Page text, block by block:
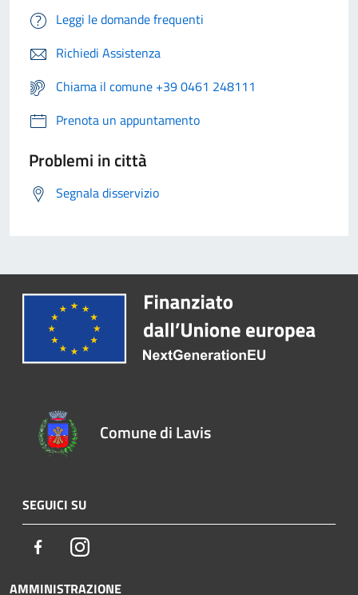
Leggi le domande frequenti
Richiedi Assistenza
Chiama il comune +39 0461 248111
Prenota un appuntamento
Problemi in città
Segnala disservizio
Comune di Lavis
SEGUICI SU
FacebookInstagram
AMMINISTRAZIONE